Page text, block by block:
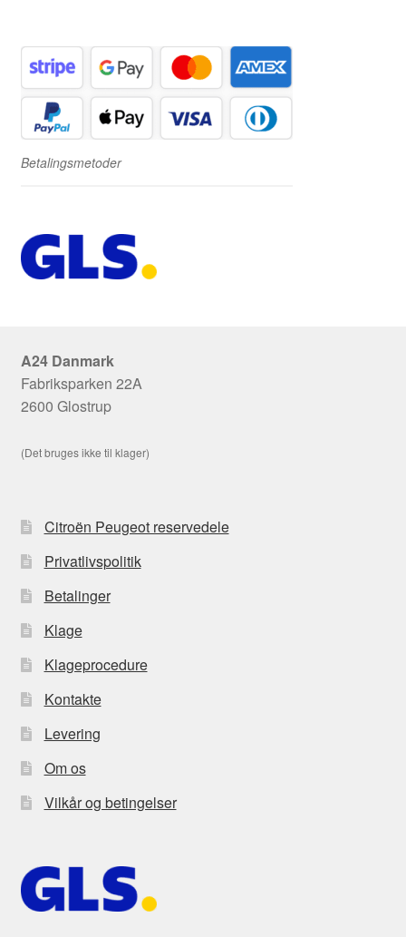
Betalingsmetoder
A24 Danmark
Fabriksparken 22A
2600 Glostrup
(Det bruges ikke til klager)
Citroën Peugeot reservedele
Privatlivspolitik
Betalinger
Klage
Klageprocedure
Kontakte
Levering
Om os
Vilkår og betingelser